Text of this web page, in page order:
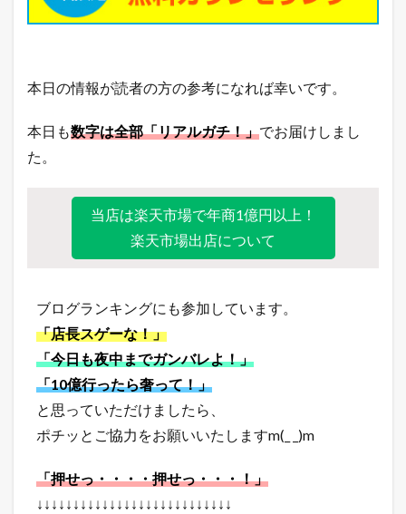
本日の情報が読者の方の参考になれば幸いです。
本日も数字は全部「リアルガチ！」でお届けしまし
た。
当店は楽天市場で年商1億円以上！
楽天市場出店について
ブログランキングにも参加しています。
「店長スゲーな！」
「今日も夜中までガンバレよ！」
「10億行ったら奢って！」
と思っていただけましたら、
ポチッとご協力をお願いいたしますm(_ _)m
「押せっ・・・・押せっ・・・！」
↓↓↓↓↓↓↓↓↓↓↓↓↓↓↓↓↓↓↓↓↓↓↓↓↓↓↓